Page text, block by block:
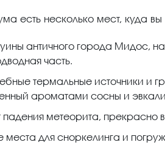
есть несколько мест, куда вы
античного города Мидос,
часть.
термальные источники и
ароматами сосны и
метеорита, прекрасно
для сноркелинга и